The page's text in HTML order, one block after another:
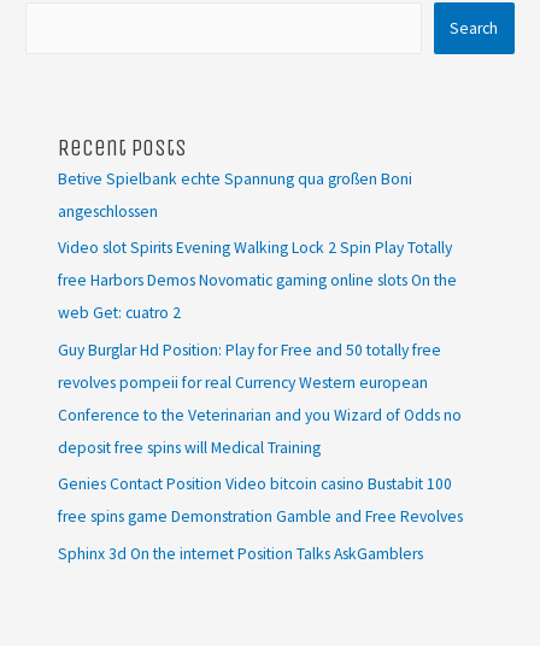
Search
Recent Posts
Betive Spielbank echte Spannung qua großen Boni
angeschlossen
Video slot Spirits Evening Walking Lock 2 Spin Play Totally
free Harbors Demos Novomatic gaming online slots On the
web Get: cuatro 2
Guy Burglar Hd Position: Play for Free and 50 totally free
revolves pompeii for real Currency Western european
Conference to the Veterinarian and you Wizard of Odds no
deposit free spins will Medical Training
Genies Contact Position Video bitcoin casino Bustabit 100
free spins game Demonstration Gamble and Free Revolves
Sphinx 3d On the internet Position Talks AskGamblers